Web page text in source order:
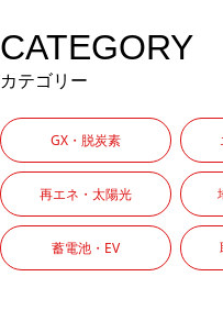
CATEGORY
カテゴリー
GX・脱炭素
再エネ・太陽光
蓄電池・EV